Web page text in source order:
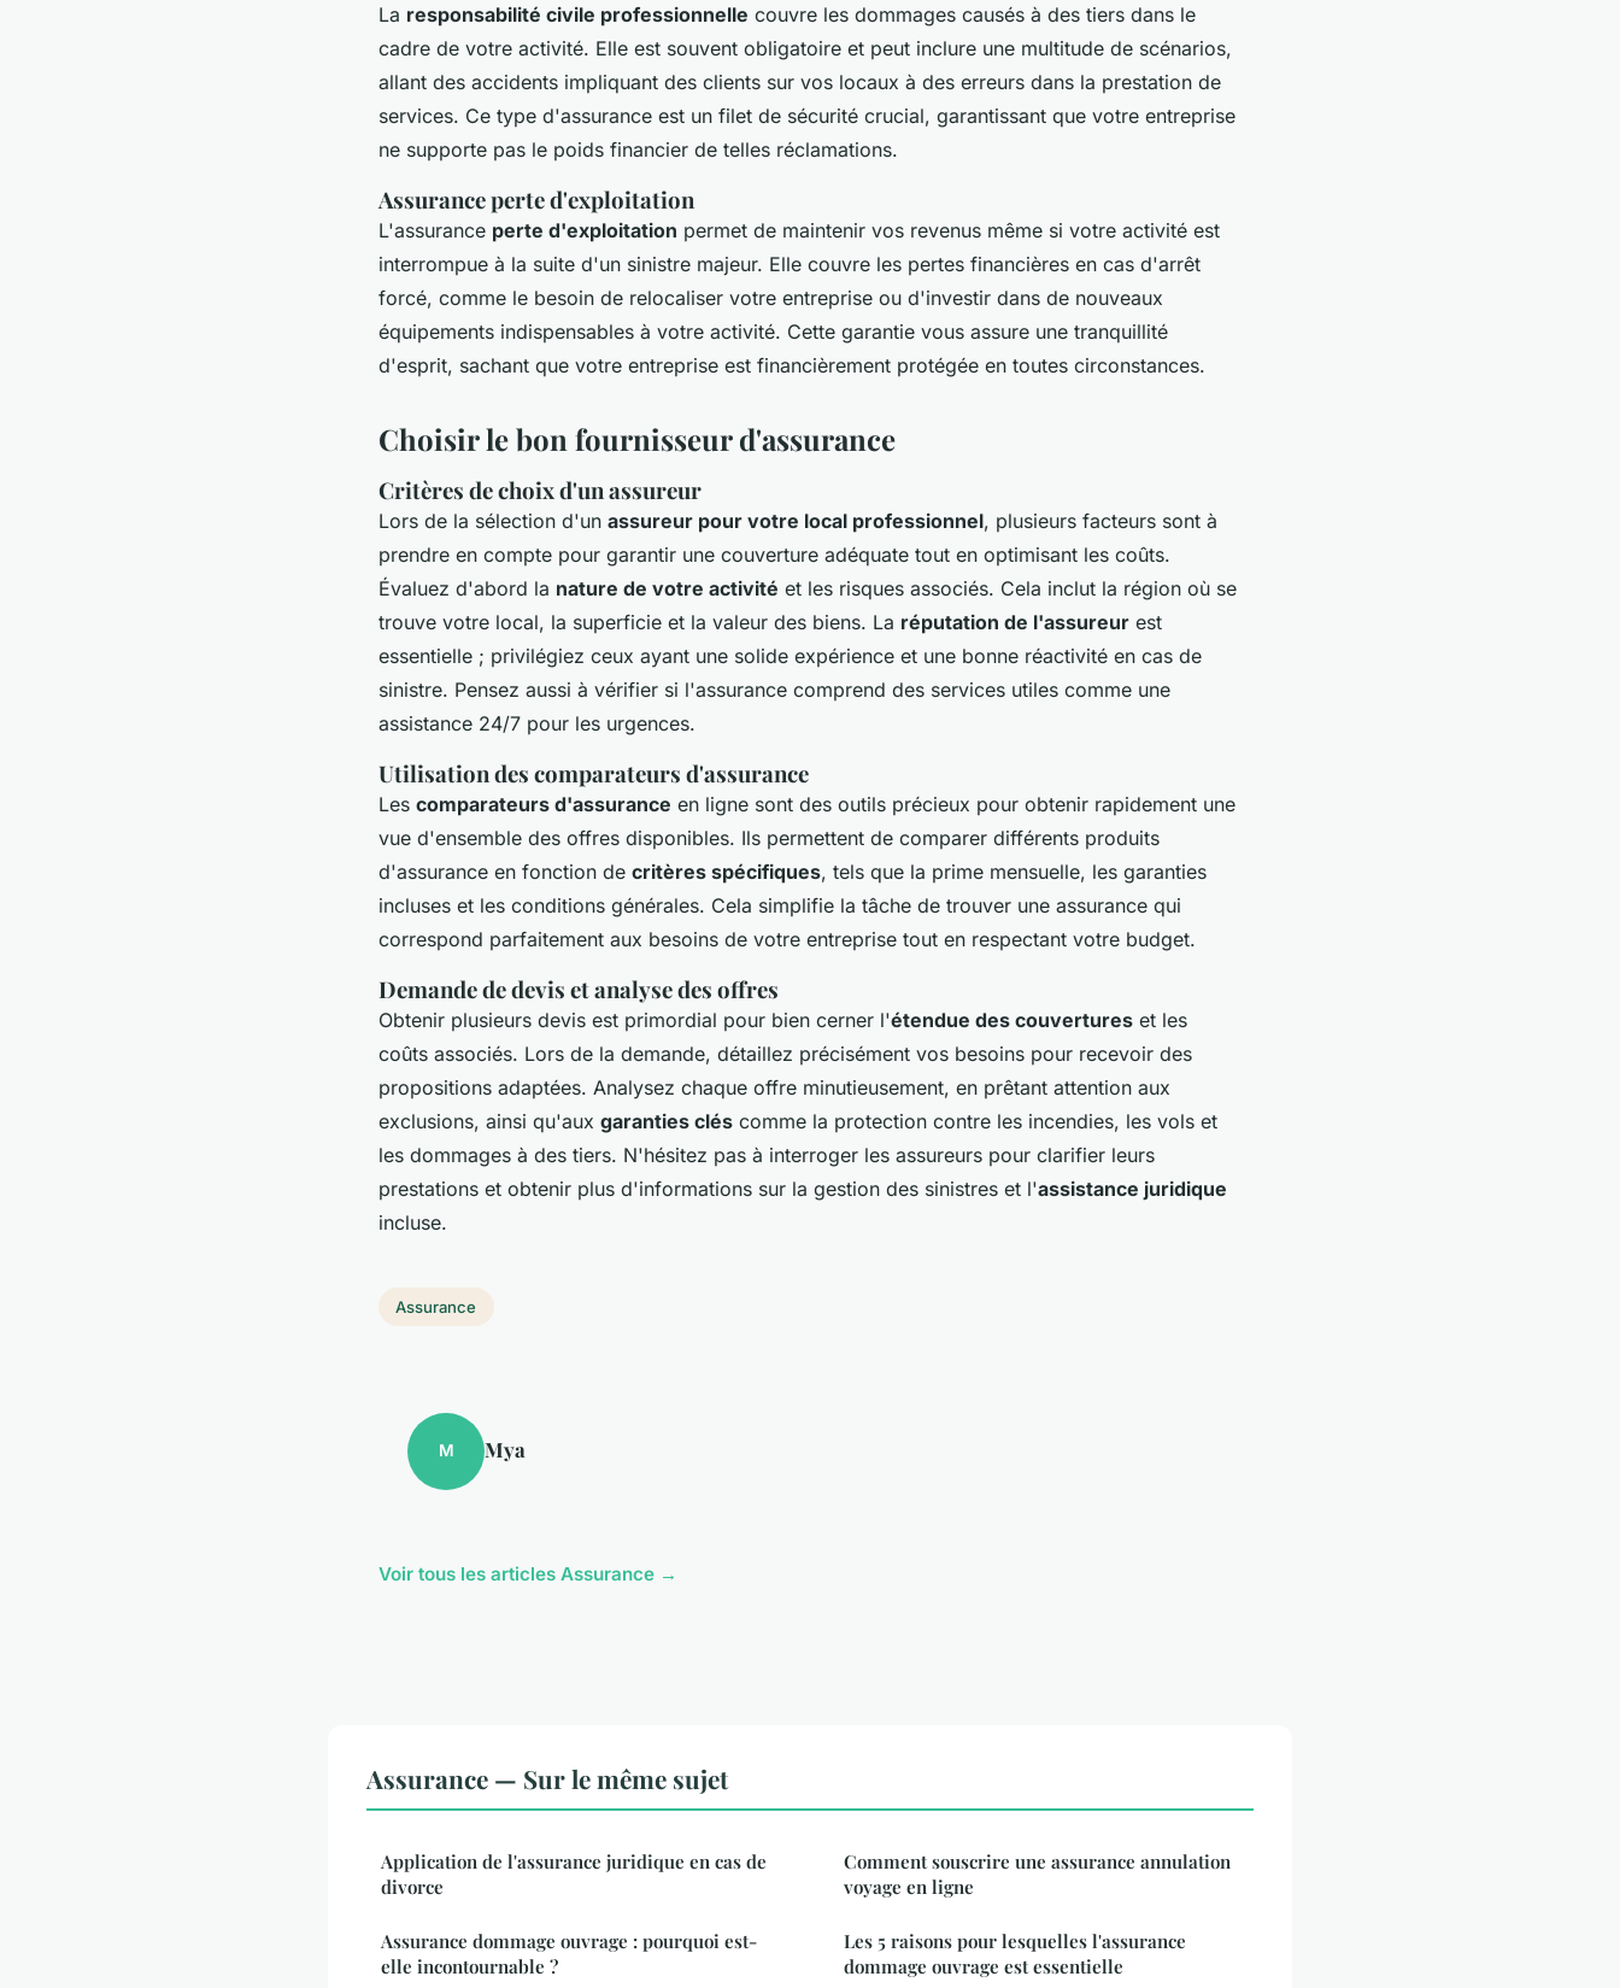
La responsabilité civile professionnelle couvre les dommages causés à des tiers dans le
cadre de votre activité. Elle est souvent obligatoire et peut inclure une multitude de scénarios,
allant des accidents impliquant des clients sur vos locaux à des erreurs dans la prestation de
services. Ce type d'assurance est un filet de sécurité crucial, garantissant que votre entreprise
ne supporte pas le poids financier de telles réclamations.
Assurance perte d'exploitation
L'assurance perte d'exploitation permet de maintenir vos revenus même si votre activité est
interrompue à la suite d'un sinistre majeur. Elle couvre les pertes financières en cas d'arrêt
forcé, comme le besoin de relocaliser votre entreprise ou d'investir dans de nouveaux
équipements indispensables à votre activité. Cette garantie vous assure une tranquillité
d'esprit, sachant que votre entreprise est financièrement protégée en toutes circonstances.
Choisir le bon fournisseur d'assurance
Critères de choix d'un assureur
Lors de la sélection d'un assureur pour votre local professionnel, plusieurs facteurs sont à
prendre en compte pour garantir une couverture adéquate tout en optimisant les coûts.
Évaluez d'abord la nature de votre activité et les risques associés. Cela inclut la région où se
trouve votre local, la superficie et la valeur des biens. La réputation de l'assureur est
essentielle ; privilégiez ceux ayant une solide expérience et une bonne réactivité en cas de
sinistre. Pensez aussi à vérifier si l'assurance comprend des services utiles comme une
assistance 24/7 pour les urgences.
Utilisation des comparateurs d'assurance
Les comparateurs d'assurance en ligne sont des outils précieux pour obtenir rapidement une
vue d'ensemble des offres disponibles. Ils permettent de comparer différents produits
d'assurance en fonction de critères spécifiques, tels que la prime mensuelle, les garanties
incluses et les conditions générales. Cela simplifie la tâche de trouver une assurance qui
correspond parfaitement aux besoins de votre entreprise tout en respectant votre budget.
Demande de devis et analyse des offres
Obtenir plusieurs devis est primordial pour bien cerner l'étendue des couvertures et les
coûts associés. Lors de la demande, détaillez précisément vos besoins pour recevoir des
propositions adaptées. Analysez chaque offre minutieusement, en prêtant attention aux
exclusions, ainsi qu'aux garanties clés comme la protection contre les incendies, les vols et
les dommages à des tiers. N'hésitez pas à interroger les assureurs pour clarifier leurs
prestations et obtenir plus d'informations sur la gestion des sinistres et l'assistance juridique
incluse.
Assurance
M Mya
Voir tous les articles Assurance →
Assurance — Sur le même sujet
Application de l'assurance juridique en cas de
divorce
Assurance dommage ouvrage : pourquoi est-
elle incontournable ?
Comment souscrire une assurance annulation
voyage en ligne
Les 5 raisons pour lesquelles l'assurance
dommage ouvrage est essentielle